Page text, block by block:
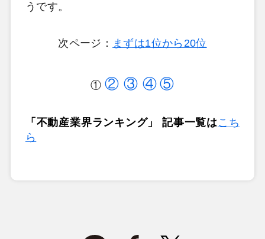
うです。
次ページ： まずは1位から20位
①② ③ ④⑤
「不動産業界ランキング」 記事一覧は こち
ら